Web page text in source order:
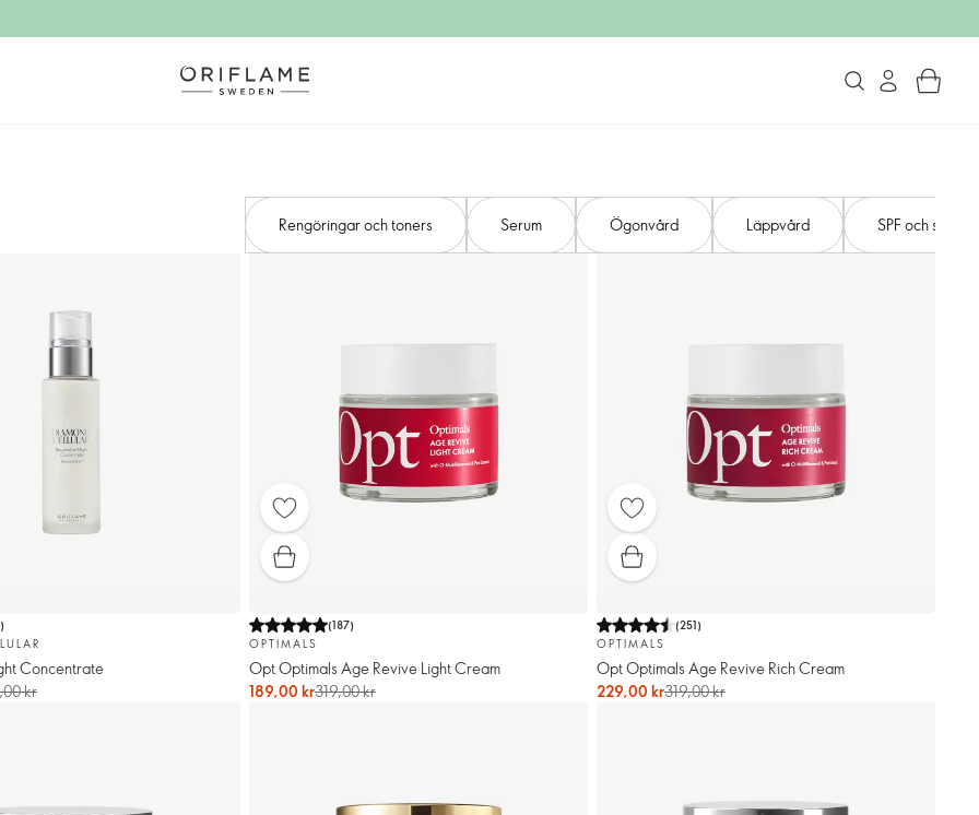
Rengöringar och toners Serum Ögonvård Läppvård SPF och
)
Concentrate
kr
(187)
OPTIMALS
Opt Optimals Age Revive Light Cream
189,00 kr319,00 kr
(251)
OPTIMALS
Opt Optimals Age Revive Rich Cream
229,00 kr319,00 kr